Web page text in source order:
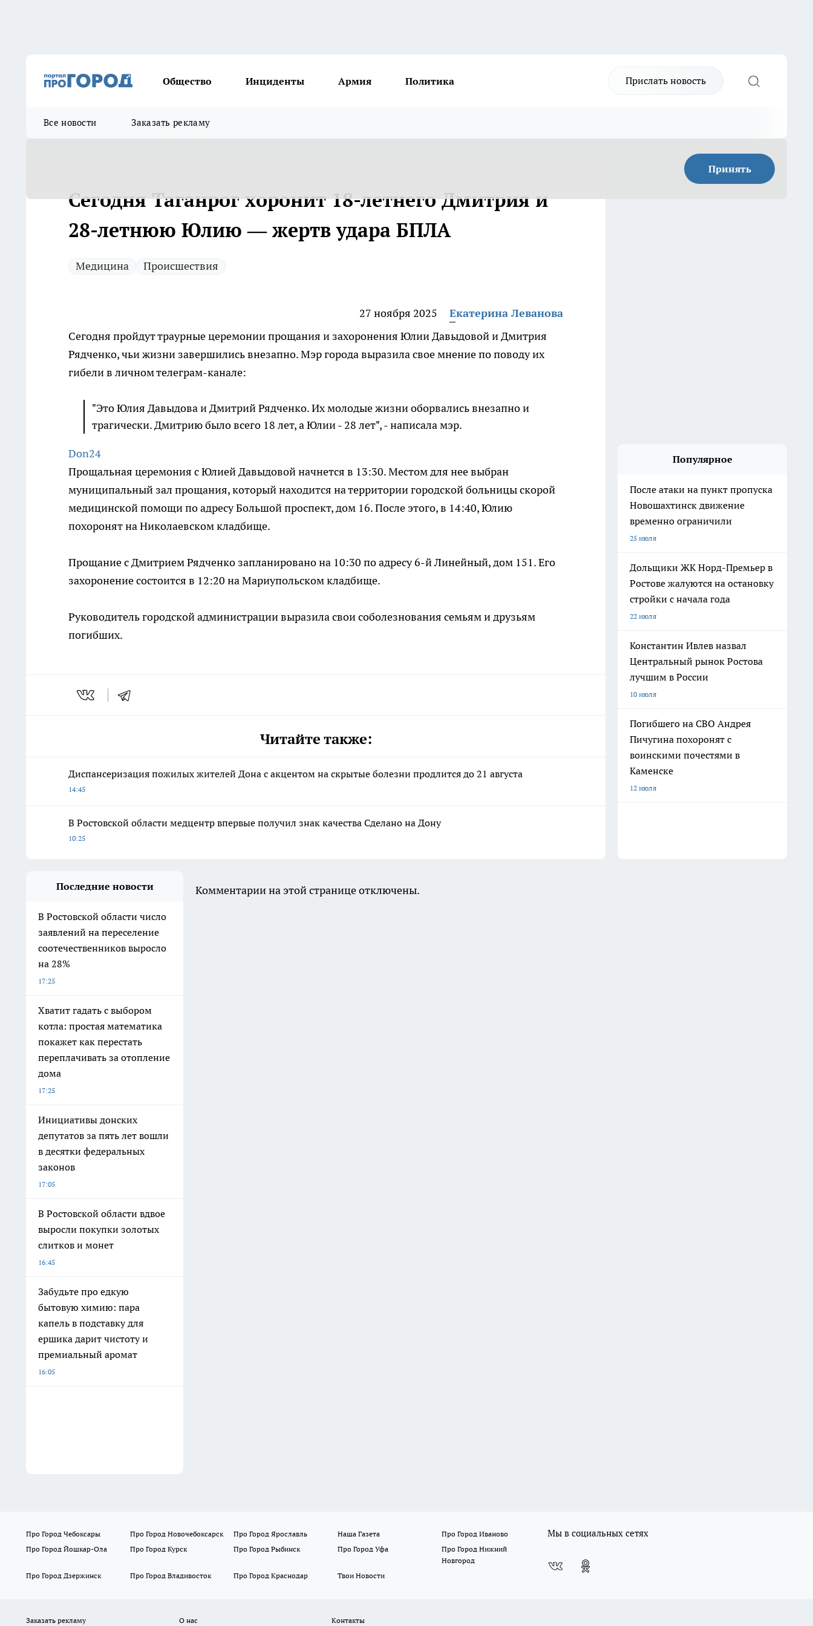
Общество Инциденты Армия Политика Прислать новость
Все новости Заказать рекламу
Принять
Сегодня Таганрог хоронит 18-летнего Дмитрия и
28-летнюю Юлию — жертв удара БПЛА
Медицина Происшествия
27 ноября 2025
Екатерина Леванова
Сегодня пройдут траурные церемонии прощания и захоронения Юлии Давыдовой и Дмитрия
Рядченко, чьи жизни завершились внезапно. Мэр города выразила свое мнение по поводу их
гибели в личном телеграм-канале:
"Это Юлия Давыдова и Дмитрий Рядченко. Их молодые жизни оборвались внезапно и
трагически. Дмитрию было всего 18 лет, а Юлии - 28 лет", - написала мэр.
Don24
Прощальная церемония с Юлией Давыдовой начнется в 13:30. Местом для нее выбран
муниципальный зал прощания, который находится на территории городской больницы скорой
медицинской помощи по адресу Большой проспект, дом 16. После этого, в 14:40, Юлию
похоронят на Николаевском кладбище.
Прощание с Дмитрием Рядченко запланировано на 10:30 по адресу 6-й Линейный, дом 151. Его
захоронение состоится в 12:20 на Мариупольском кладбище.
Руководитель городской администрации выразила свои соболезнования семьям и друзьям
погибших.
Читайте также:
Диспансеризация пожилых жителей Дона с акцентом на скрытые болезни продлится до 21 августа
14:45
В Ростовской области медцентр впервые получил знак качества Сделано на Дону
10:25
Популярное
После атаки на пункт пропуска
Новошахтинск движение
временно ограничили
25 июля
Дольщики ЖК Норд-Премьер в
Ростове жалуются на остановку
стройки с начала года
22 июля
Константин Ивлев назвал
Центральный рынок Ростова
лучшим в России
10 июля
Погибшего на СВО Андрея
Пичугина похоронят с
воинскими почестями в
Каменске
12 июля
Последние новости
В Ростовской области число
заявлений на переселение
соотечественников выросло
на 28%
17:25
Хватит гадать с выбором
котла: простая математика
покажет как перестать
переплачивать за отопление
дома
17:25
Инициативы донских
депутатов за пять лет вошли
в десятки федеральных
законов
17:05
В Ростовской области вдвое
выросли покупки золотых
слитков и монет
16:45
Забудьте про едкую
бытовую химию: пара
капель в подставку для
ершика дарит чистоту и
премиальный аромат
16:05
Комментарии на этой странице отключены.
Про Город Чебоксары Про Город Новочебоксарск Про Город Ярославль Наша Газета
Про Город Иваново
Про Город Йошкар-Ола
Про Город Курск Про Город Рыбинск Про Город Уфа
Про Город Нижний
Новгород
Про Город Дзержинск
Про Город Владивосток Про Город Краснодар Твои Новости
Мы в социальных сетях
Заказать рекламу О нас Контакты